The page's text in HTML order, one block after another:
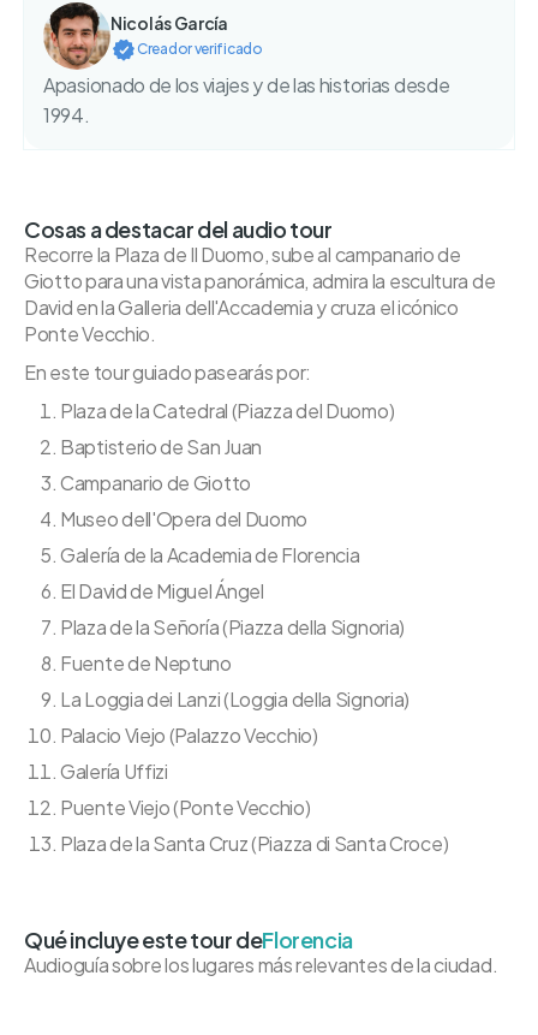
Nicolás García
Creador verificado
Apasionado de los viajes y de las historias desde
1994.
Cosas a destacar del audio tour
Recorre la Plaza de Il Duomo, sube al campanario de
Giotto para una vista panorámica, admira la escultura de
David en la Galleria dell'Accademia y cruza el icónico
Ponte Vecchio.
En este tour guiado pasearás por:
Plaza de la Catedral (Piazza del Duomo)
Baptisterio de San Juan
Campanario de Giotto
Museo dell'Opera del Duomo
Galería de la Academia de Florencia
El David de Miguel Ángel
Plaza de la Señoría (Piazza della Signoria)
Fuente de Neptuno
La Loggia dei Lanzi (Loggia della Signoria)
Palacio Viejo (Palazzo Vecchio)
Galería Uffizi
Puente Viejo (Ponte Vecchio)
Plaza de la Santa Cruz (Piazza di Santa Croce)
Qué incluye este tour deFlorencia
Audioguía sobre los lugares más relevantes de la ciudad.